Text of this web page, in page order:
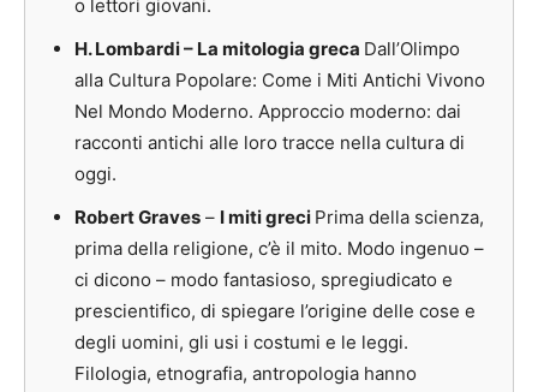
o lettori giovani.
H. Lombardi – La mitologia greca Dall’Olimpo
alla Cultura Popolare: Come i Miti Antichi Vivono
Nel Mondo Moderno. Approccio moderno: dai
racconti antichi alle loro tracce nella cultura di
oggi.
Robert Graves – I miti greci Prima della scienza,
prima della religione, c’è il mito. Modo ingenuo –
ci dicono – modo fantasioso, spregiudicato e
prescientifico, di spiegare l’origine delle cose e
degli uomini, gli usi i costumi e le leggi.
Filologia, etnografia, antropologia hanno